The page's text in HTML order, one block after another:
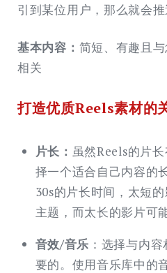
引到某位用户，那么就会
基本内容： 简短、有趣且
相关
打造优质Reels素材的
片长： 虽然Reels的片
择一个适合自己内容的
30s的片长时间，太短
主题，而太长的影片可
音效/音乐 ：选择与内
要的。使用音乐库中的